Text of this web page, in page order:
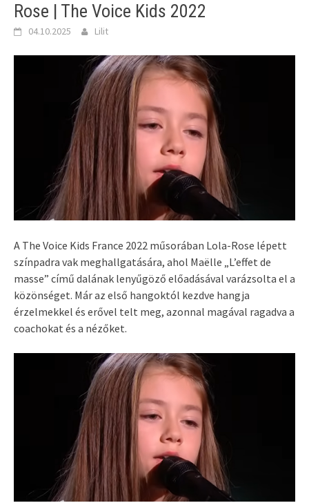
Rose | The Voice Kids 2022
04.10.2025 Lilit
A The Voice Kids France 2022 műsorában Lola-Rose lépett
színpadra vak meghallgatására, ahol Maëlle „L’effet de
masse” című dalának lenyűgöző előadásával varázsolta el a
közönséget. Már az első hangoktól kezdve hangja
érzelmekkel és erővel telt meg, azonnal magával ragadva a
coachokat és a nézőket.